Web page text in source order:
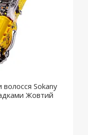
Sokany
Жовтий